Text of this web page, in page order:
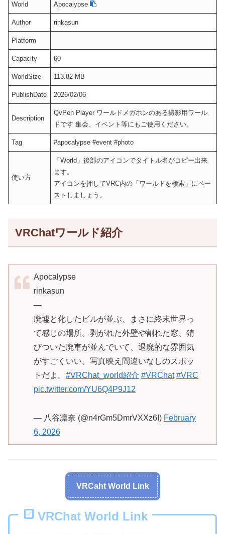
World Apocalypse
Author rinkasun
Platform
Capacity 60
WorldSize 113.82 MB
PublishDate 2026/02/06
Description
QvPen Player ワールドメガホンのある撮影用ワール
ドです 集会、イベント等にもご使用ください。
Tag #apocalypse #event #photo
使い方
「World」後部のアイコンでタイトル名がコピー出来
ます。
アイコンを押してVRC内の「ワールドを検索」にペー
ストしましょう。
VRChatワールド紹介
Apocalypse
rinkasun
—
廃墟と化したビルが並ぶ、まさに終末世界っ
て感じの場所。剥がれた外壁や割れた窓、錆
びついた廃車が並んでいて、退廃的な雰囲気
がすごくいい。写真映え間違いなしのスポッ
トだよ。 #VRChat_world紹介 #VRChat #VRC
pic.twitter.com/YU6Q4P9J12
— 八谷凛奈 (@n4rGm5DmrVXXz6I) February
6, 2026
VRCaht World Link
VRChat World Link